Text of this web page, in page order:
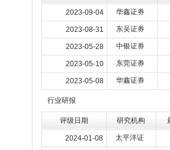
2023-09-04 华鑫证券
2023-08-31 东吴证券
2023-05-28 中银证券
2023-05-10 东莞证券
2023-05-08 华鑫证券
行业研报
评级日期 研究机构
2024-01-08 太平洋证